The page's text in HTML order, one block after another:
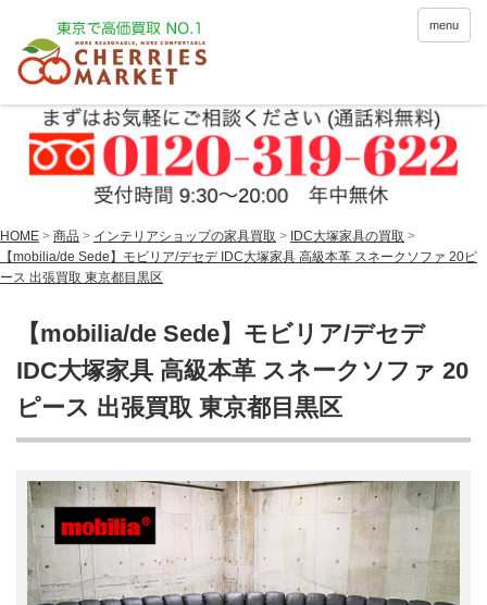
menu
HOME > 商品 > インテリアショップの家具買取 > IDC大塚家具の買取 >
【mobilia/de Sede】モビリア/デセデ IDC大塚家具 高級本革 スネークソファ 20ピ
ース 出張買取 東京都目黒区
【mobilia/de Sede】モビリア/デセデ
IDC大塚家具 高級本革 スネークソファ 20
ピース 出張買取 東京都目黒区